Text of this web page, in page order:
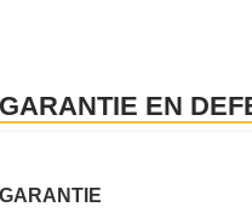
GARANTIE EN
GARANTIE